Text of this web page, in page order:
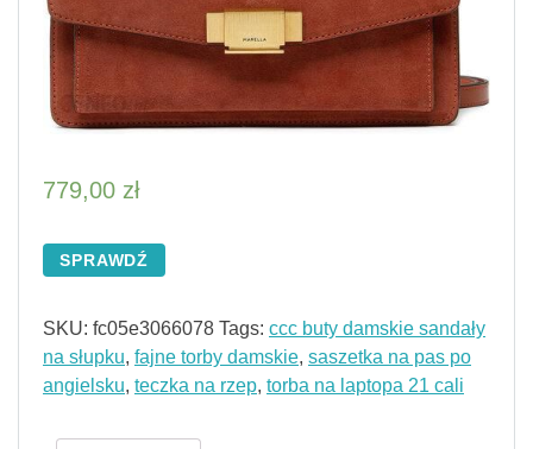
779,00 zł
SPRAWDŹ
SKU: fc05e3066078 Tags: ccc buty damskie sandały
na słupku, fajne torby damskie, saszetka na pas po
angielsku, teczka na rzep, torba na laptopa 21 cali